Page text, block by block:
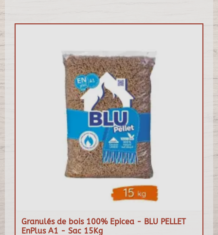
Granulés de bois 100% Epicea - BLU PELLET
EnPlus A1 - Sac 15Kg